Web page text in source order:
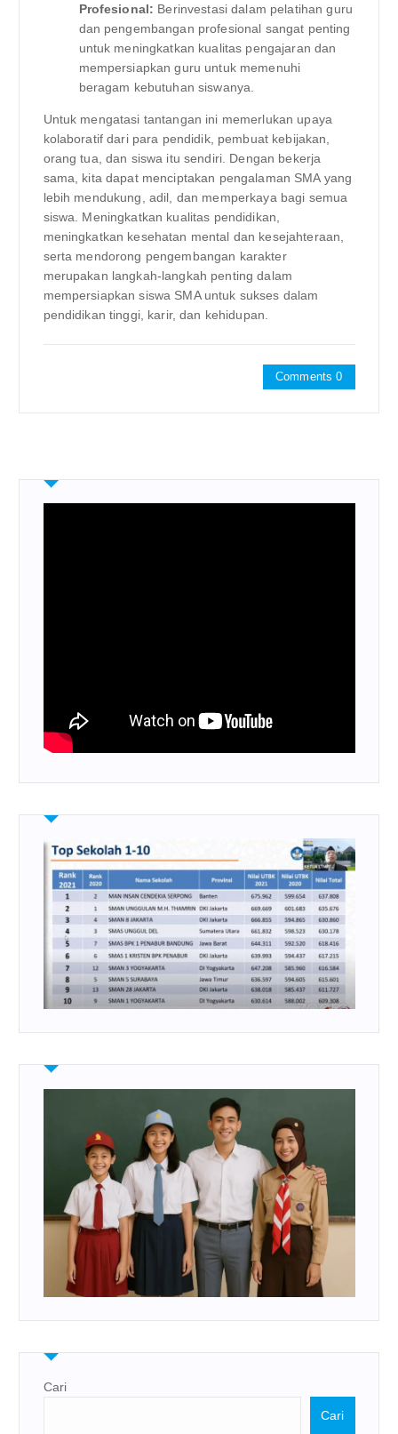
Profesional: Berinvestasi dalam pelatihan guru
dan pengembangan profesional sangat penting
untuk meningkatkan kualitas pengajaran dan
mempersiapkan guru untuk memenuhi
beragam kebutuhan siswanya.
Untuk mengatasi tantangan ini memerlukan upaya
kolaboratif dari para pendidik, pembuat kebijakan,
orang tua, dan siswa itu sendiri. Dengan bekerja
sama, kita dapat menciptakan pengalaman SMA yang
lebih mendukung, adil, dan memperkaya bagi semua
siswa. Meningkatkan kualitas pendidikan,
meningkatkan kesehatan mental dan kesejahteraan,
serta mendorong pengembangan karakter
merupakan langkah-langkah penting dalam
mempersiapkan siswa SMA untuk sukses dalam
pendidikan tinggi, karir, dan kehidupan.
Comments 0
Cari
Cari